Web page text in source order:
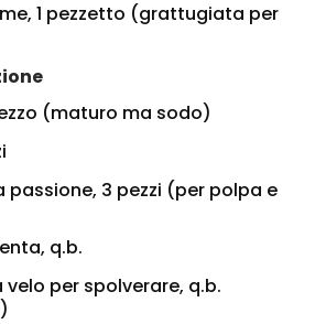
1 pezzetto (grattugiata per
(maturo ma sodo)
passione, 3 pezzi (per polpa e
q.b.
velo per spolverare, q.b.